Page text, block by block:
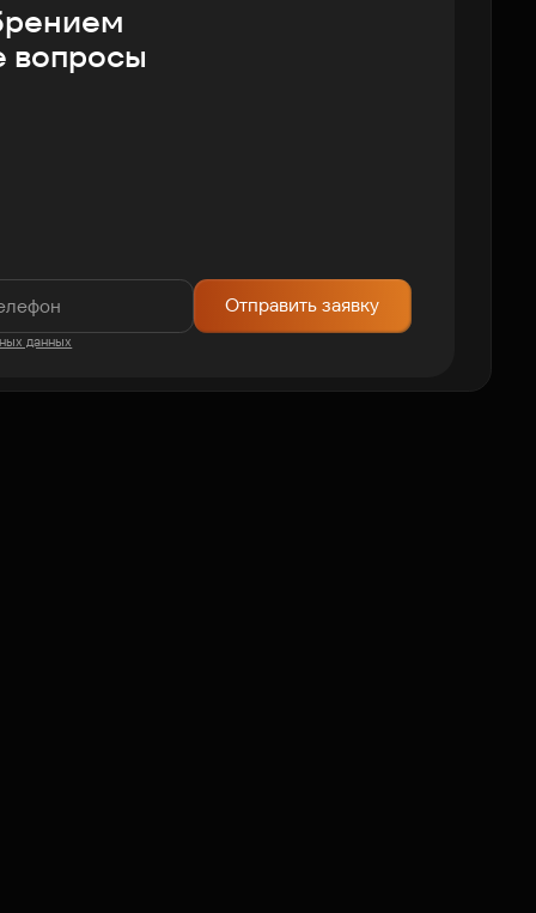
вопросы
Отправить заявку
данных